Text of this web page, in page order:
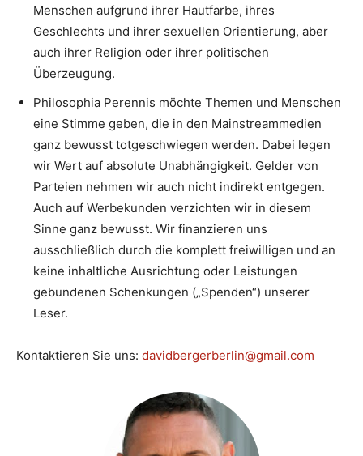
Menschen aufgrund ihrer Hautfarbe, ihres
Geschlechts und ihrer sexuellen Orientierung, aber
auch ihrer Religion oder ihrer politischen
Überzeugung.
Philosophia Perennis möchte Themen und Menschen
eine Stimme geben, die in den Mainstreammedien
ganz bewusst totgeschwiegen werden. Dabei legen
wir Wert auf absolute Unabhängigkeit. Gelder von
Parteien nehmen wir auch nicht indirekt entgegen.
Auch auf Werbekunden verzichten wir in diesem
Sinne ganz bewusst. Wir finanzieren uns
ausschließlich durch die komplett freiwilligen und an
keine inhaltliche Ausrichtung oder Leistungen
gebundenen Schenkungen („Spenden“) unserer
Leser.
Kontaktieren Sie uns: davidbergerberlin@gmail.com